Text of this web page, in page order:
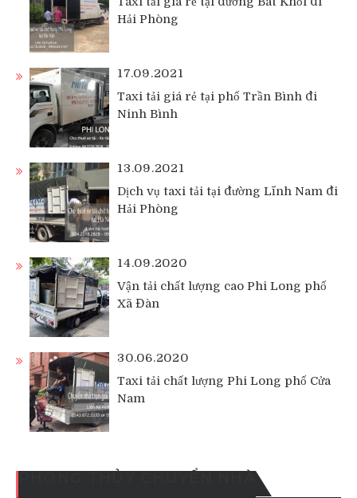
Hải Phòng
17.09.2021
Taxi tải giá rẻ tại phố Trần Bình đi
Ninh Bình
13.09.2021
Dịch vụ taxi tải tại đường Lĩnh Nam đi
Hải Phòng
14.09.2020
Vận tải chất lượng cao Phi Long phố
Xã Đàn
30.06.2020
Taxi tải chất lượng Phi Long phố Cửa
Nam